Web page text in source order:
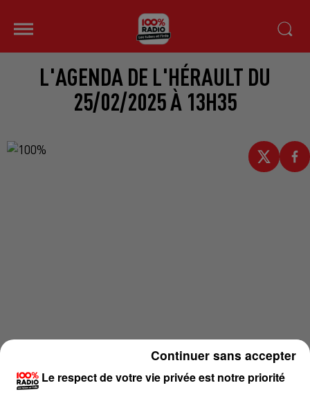
L'AGENDA DE L'HÉRAULT DU
25/02/2025 À 13H35
Le respect de votre vie privée est notre priorité
Continuer sans accepter